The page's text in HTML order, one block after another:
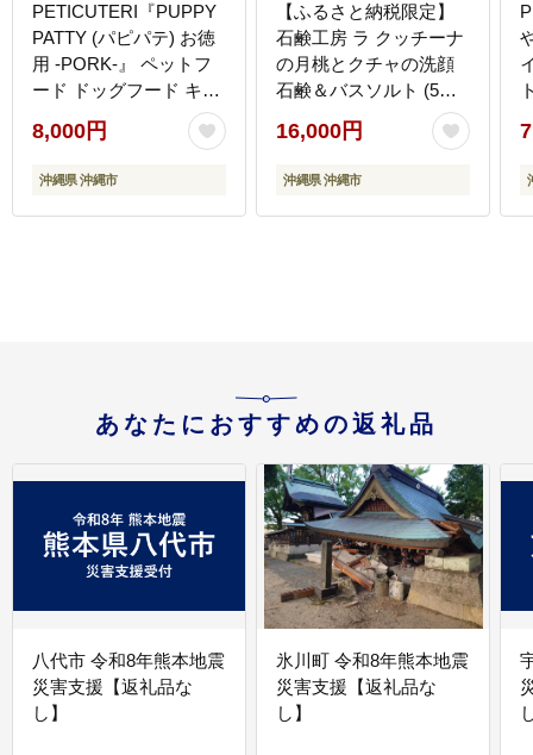
PETICUTERI『PUPPY
PATTY (パピパテ) お徳
用 -PORK-』 ペットフ
ード ドッグフード キャ
ットフード 犬 猫 沖縄市
8000円 / TESIO
[BCAD021]
8,000円
沖縄県 沖縄市
【ふるさと納税限定】
石鹸工房 ラ クッチーナ
の月桃とクチャの洗顔
石鹸＆バスソルト (5種
類) セット せっけん 石
けん 入浴剤 保湿 沖縄市
/ ベナスタス株式会社
ク
16,000円
沖縄県 沖縄市
あなたにおすすめの返礼品
八代市 令和8年熊本地震
災害支援【返礼品な
し】
氷川町 令和8年熊本地震
災害支援【返礼品な
し】